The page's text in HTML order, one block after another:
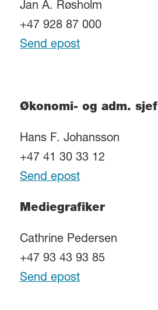
Jan A. Røsholm
+47 928 87 000
Send epost
Økonomi- og adm. sjef
Hans F. Johansson
+47 41 30 33 12
Send epost
Mediegrafiker
Cathrine Pedersen
+47 93 43 93 85
Send epost